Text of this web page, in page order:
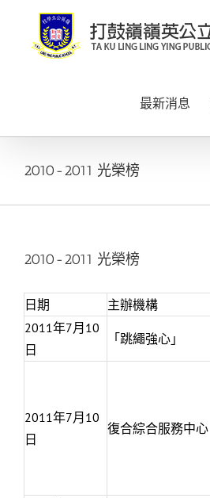
content
最新消息
2010-2011 光榮榜
2010-2011 光榮榜
日期 主辦機構
2011年7月10
日
「跳繩強心」
2011年7月10
日
復合綜合服務中心